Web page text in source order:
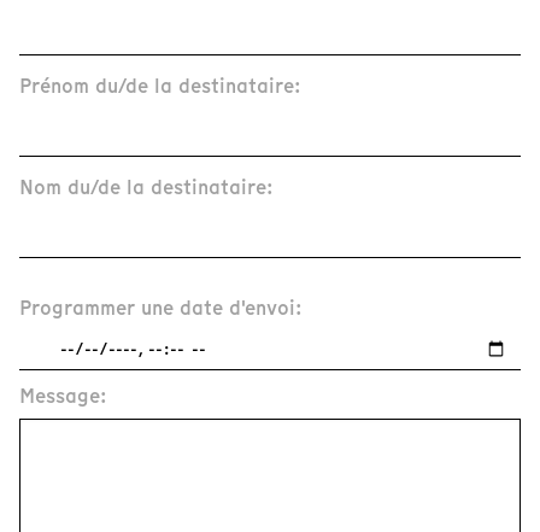
Prénom du/de la destinataire:
Nom du/de la destinataire:
Programmer une date d'envoi:
Message: